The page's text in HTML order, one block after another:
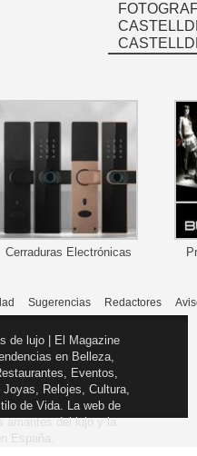
Cerraduras Electrónicas
Sugerencias Redactores
de lujo | El Magazine
en Belleza,
Eventos,
Relojes, Cultura,
de Vida. La web de
amantes del lujo y la